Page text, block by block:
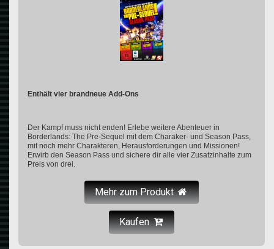
Enthält vier brandneue Add-Ons
Der Kampf muss nicht enden! Erlebe weitere Abenteuer in
Borderlands: The Pre-Sequel mit dem Charaker- und Season Pass,
mit noch mehr Charakteren, Herausforderungen und Missionen!
Erwirb den Season Pass und sichere dir alle vier Zusatzinhalte zum
Preis von drei.
Mehr zum Produkt
Kaufen